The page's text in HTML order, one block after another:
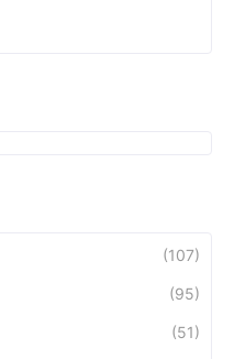
(107)
(95)
(51)